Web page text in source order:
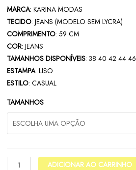
MARCA: KARINA MODAS
TECIDO: JEANS (MODELO SEM LYCRA)
COMPRIMENTO: 59 CM
COR: JEANS
TAMANHOS DISPONÍVEIS: 38 40 42 44 46
ESTAMPA: LISO
ESTILO: CASUAL
TAMANHOS
ADICIONAR AO CARRINHO